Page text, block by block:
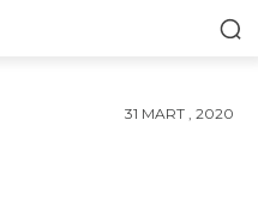
31 MART , 2020